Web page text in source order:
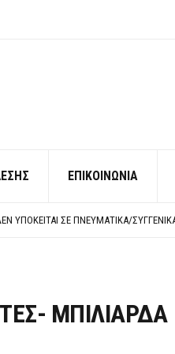
ΕΠΙΚΟΙΝΩΝΙΑ
ΜΠΙΛΙΑΡΔΑ